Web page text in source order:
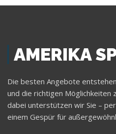
AMERIKA
Die besten Angebote
und die richtigen Möglichkeiten
dabei unterstützen wir Sie –
einem Gespür für